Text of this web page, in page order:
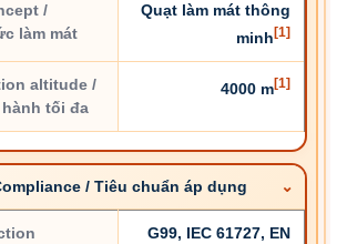
/
làm mát
Quạt làm mát thông
minh [1]
altitude /
tối đa
4000 m[1]
/ Tiêu chuẩn áp dụng
G99, IEC 61727, EN